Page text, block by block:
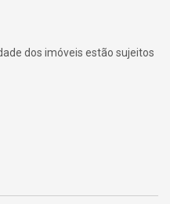
dos imóveis estão sujeitos